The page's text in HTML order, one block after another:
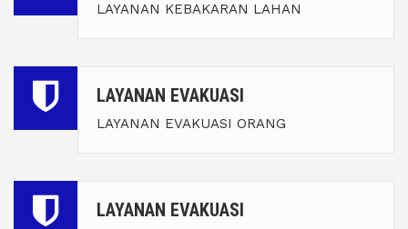
LAYANAN KEBAKARAN LAHAN
LAYANAN EVAKUASI
LAYANAN EVAKUASI ORANG
LAYANAN EVAKUASI